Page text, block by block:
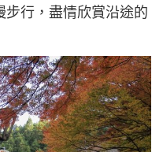
行，盡情欣賞沿途的